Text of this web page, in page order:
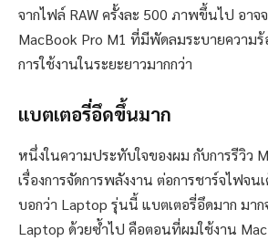
จากไฟล์ RAW ครั้งละ 500 ภาพขึ้นไป อาจ
MacBook Pro M1 ที่มีพัดลมระบายความ
การใช้งานในระยะยาวมากกว่า
แบตเตอรี่อึดขึ้นมาก
หนึ่งในความประทับใจของผม กับการรีวิว
เรื่องการจัดการพลังงาน ต่อการชาร์จไฟจน
บอกว่า Laptop รุ่นนี้ แบตเตอรี่อึดมาก มา
Laptop ด้วยซ้ำไป คือตอนที่ผมใช้งาน